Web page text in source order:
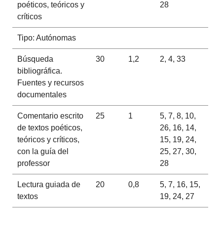
poéticos, teóricos y
críticos
28
Tipo: Autónomas
Búsqueda
bibliográfica.
Fuentes y recursos
documentales
30 1,2 2, 4, 33
Comentario escrito
de textos poéticos,
teóricos y críticos,
con la guía del
professor
25 1
5, 7, 8, 10,
26, 16, 14,
15, 19, 24,
25, 27, 30,
28
Lectura guiada de
textos
20 0,8
5, 7, 16, 15,
19, 24, 27